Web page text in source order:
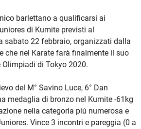
barlettano a qualificarsi ai
di Kumite previsti al
sabato 22 febbraio, organizzati dalla
che nel Karate farà finalmente il suo
di Tokyo 2020.
del M° Savino Luce, 6° Dan
medaglia di bronzo nel Kumite -61kg
nella categoria più numerosa e
Vince 3 incontri e pareggia (0 a